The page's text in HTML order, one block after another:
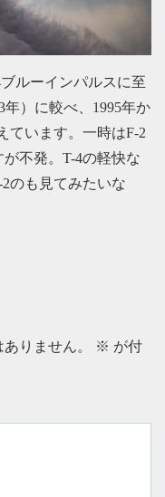
ルーインパルスに至
年）に較べ、1995年か
ています。一時はF-2
不発。T-4の軽快な
のも見てみたいな
りません。 ※ が付